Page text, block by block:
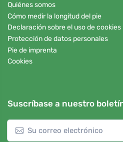
Quiénes somos
Cómo medir la longitud del pie
Declaración sobre el uso de cookies
Protección de datos personales
Pie de imprenta
Cookies
Suscríbase a nuestro